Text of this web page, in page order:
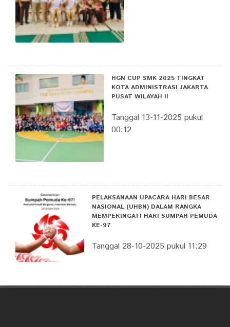
HGN CUP SMK 2025 TINGKAT
KOTA ADMINISTRASI JAKARTA
PUSAT WILAYAH II
Tanggal 13-11-2025 pukul
00:12
PELAKSANAAN UPACARA HARI BESAR
NASIONAL (UHBN) DALAM RANGKA
MEMPERINGATI HARI SUMPAH PEMUDA
KE-97
Tanggal 28-10-2025 pukul 11:29